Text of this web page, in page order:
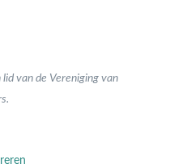
van de Vereniging van